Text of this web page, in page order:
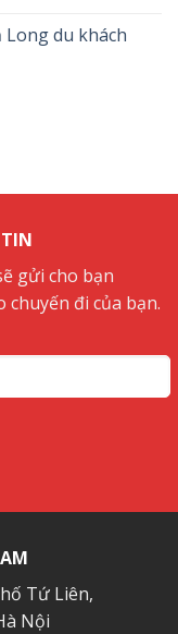
Long du khách
gửi cho bạn
đi của bạn.
Tứ Liên,
Nội